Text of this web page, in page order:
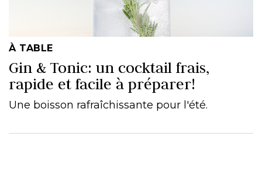
À TABLE
Gin & Tonic: un cocktail frais,
rapide et facile à préparer!
Une boisson rafraîchissante pour l'été.